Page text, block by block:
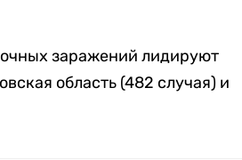
заражений лидируют
область (482 случая) и